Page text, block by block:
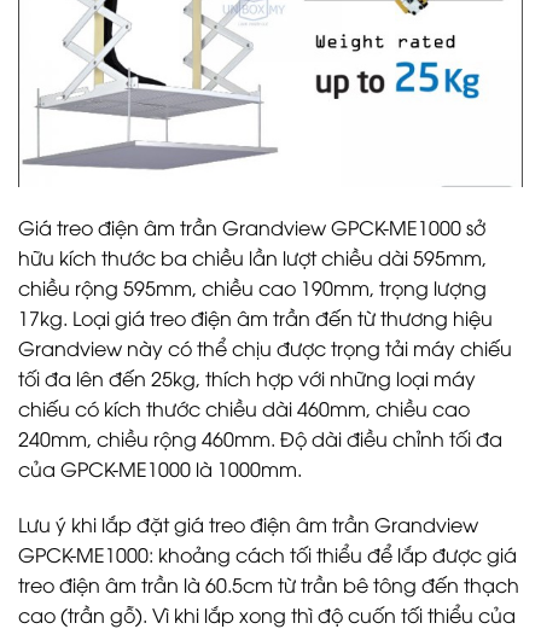
Giá treo điện âm trần Grandview GPCK-ME1000 sở
hữu kích thước ba chiều lần lượt chiều dài 595mm,
chiều rộng 595mm, chiều cao 190mm, trọng lượng
17kg. Loại giá treo điện âm trần đến từ thương hiệu
Grandview này có thể chịu được trọng tải máy chiếu
tối đa lên đến 25kg, thích hợp với những loại máy
chiếu có kích thước chiều dài 460mm, chiều cao
240mm, chiều rộng 460mm. Độ dài điều chỉnh tối đa
của GPCK-ME1000 là 1000mm.
Lưu ý khi lắp đặt giá treo điện âm trần Grandview
GPCK-ME1000: khoảng cách tối thiểu để lắp được giá
treo điện âm trần là 60.5cm từ trần bê tông đến thạch
cao (trần gỗ). Vì khi lắp xong thì độ cuốn tối thiểu của